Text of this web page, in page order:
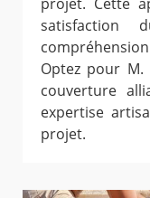
Optez pour
couverture
expertise
projet.